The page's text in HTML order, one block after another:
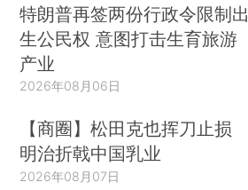
特朗普再签两份行政令限制出
生公民权 意图打击生育旅游
产业
2026年08月06日
【商圈】松田克也挥刀止损
明治折戟中国乳业
2026年08月07日